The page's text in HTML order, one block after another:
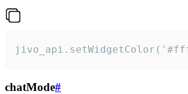
chatMode#